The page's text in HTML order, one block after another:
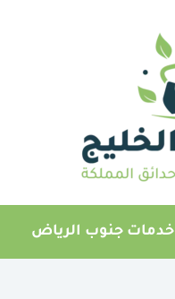
خدمات جنوب الرياض